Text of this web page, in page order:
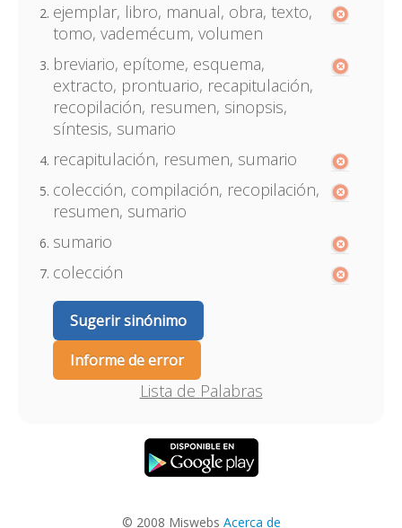
ejemplar, libro, manual, obra, texto,
tomo, vademécum, volumen
breviario, epítome, esquema,
extracto, prontuario, recapitulación,
recopilación, resumen, sinopsis,
síntesis, sumario
recapitulación, resumen, sumario
colección, compilación, recopilación,
resumen, sumario
sumario
colección
Sugerir sinónimo
Informe de error
Lista de Palabras
© 2008 Miswebs Acerca de